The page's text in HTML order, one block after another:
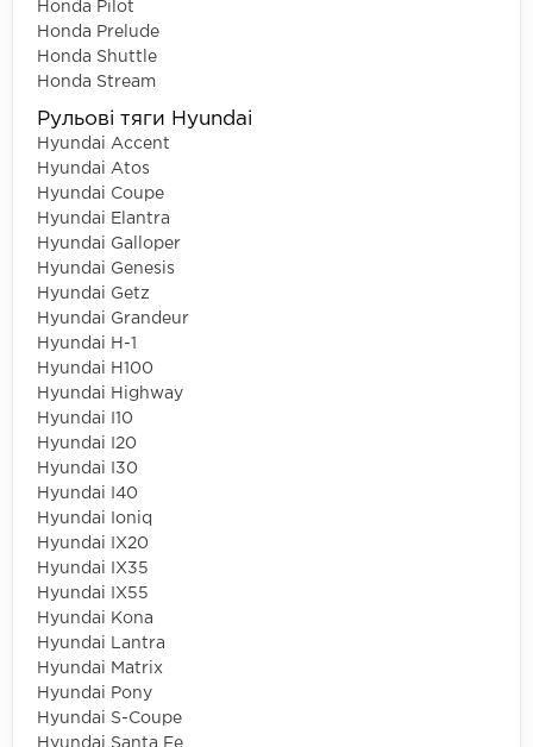
Honda Pilot
Honda Prelude
Honda Shuttle
Honda Stream
Рульові тяги Hyundai
Hyundai Accent
Hyundai Atos
Hyundai Coupe
Hyundai Elantra
Hyundai Galloper
Hyundai Genesis
Hyundai Getz
Hyundai Grandeur
Hyundai H-1
Hyundai H100
Hyundai Highway
Hyundai I10
Hyundai I20
Hyundai I30
Hyundai I40
Hyundai Ioniq
Hyundai IX20
Hyundai IX35
Hyundai IX55
Hyundai Kona
Hyundai Lantra
Hyundai Matrix
Hyundai Pony
Hyundai S-Coupe
Hyundai Santa Fe